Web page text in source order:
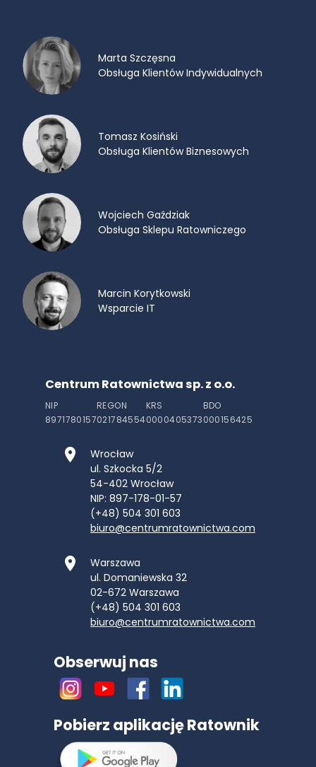
Marta Szczęsna
Obsługa Klientów Indywidualnych
Tomasz Kosiński
Obsługa Klientów Biznesowych
Wojciech Gaździak
Obsługa Sklepu Ratowniczego
Marcin Korytkowski
Wsparcie IT
Centrum Ratownictwa sp. z o.o.
NIP
8971780157
REGON
021784554
KRS
0000405373
BDO
000156425
Wrocław
ul. Szkocka 5/2
54-402 Wrocław
NIP: 897-178-01-57
(+48) 504 301 603
biuro@centrumratownictwa.com
Warszawa
ul. Domaniewska 32
02-672 Warszawa
(+48) 504 301 603
biuro@centrumratownictwa.com
Obserwuj nas
Pobierz aplikację Ratownik